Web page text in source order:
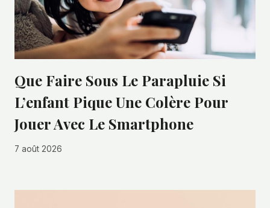
Que Faire Sous Le Parapluie Si
L’enfant Pique Une Colère Pour
Jouer Avec Le Smartphone
7 août 2026